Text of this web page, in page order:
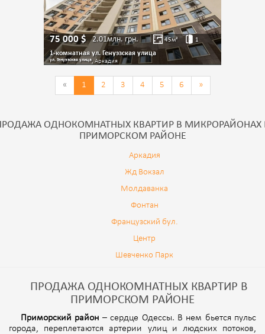
75 000$ 2.01млн. грн. 45м² 1
1-комнатная ул. Генуэзская улица
ул. Генуэзская улица, Аркадия
« 1 2 3 4 5 6 »
ОДНОКОМНАТНЫХ КВАРТИР В МИКРОРАЙОНАХ
ПРИМОРСКОМ РАЙОНЕ
Аркадия
Жд Вокзал
Молдаванка
Фонтан
Французский бул.
Центр
Шевченко Парк
ПРОДАЖА ОДНОКОМНАТНЫХ КВАРТИР В
ПРИМОРСКОМ РАЙОНЕ
Приморский район – сердце Одессы. В нем бьется пульс
города, переплетаются артерии улиц и людских потоков,